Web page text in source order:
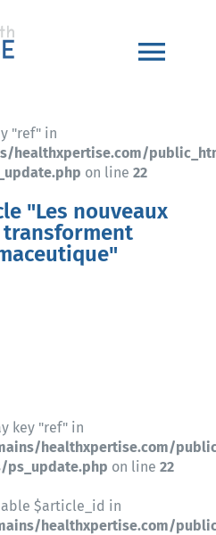
nous
"ref" in
healthxpertise.com/
on line 22
"Les nouveaux
key "ref" in
healthxpertise.com/
on line 22
$article_id in
healthxpertise.com/